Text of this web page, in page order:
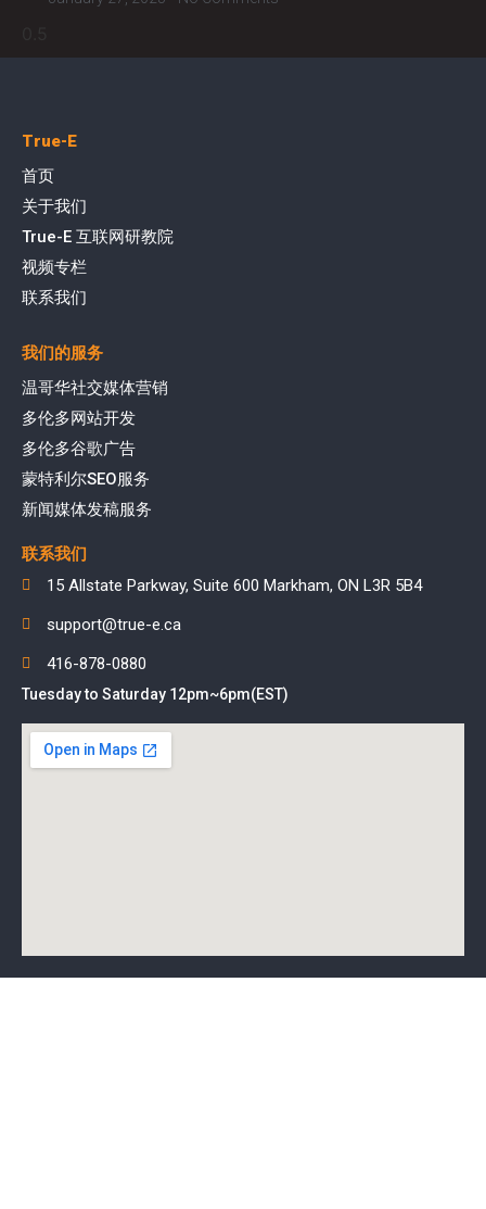
True-E
首页
关于我们
True-E 互联网研教院
视频专栏
联系我们
我们的服务
温哥华社交媒体营销
多伦多网站开发
多伦多谷歌广告
蒙特利尔SEO服务
新闻媒体发稿服务
联系我们
15 Allstate Parkway, Suite 600 Markham, ON L3R 5B4
support@true-e.ca
416-878-0880
Tuesday to Saturday 12pm~6pm(EST)